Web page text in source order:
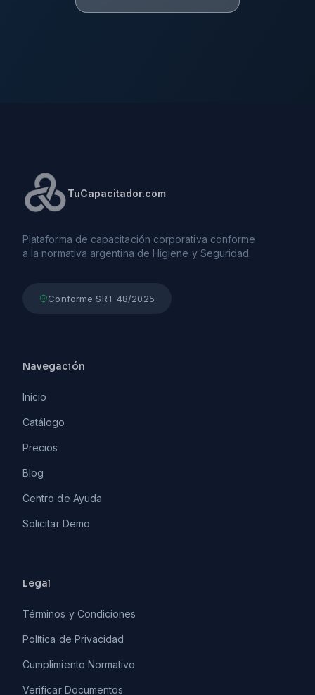
TuCapacitador.com
Plataforma de capacitación corporativa conforme
a la normativa argentina de Higiene y Seguridad.
Conforme SRT 48/2025
Navegación
Inicio
Catálogo
Precios
Blog
Centro de Ayuda
Solicitar Demo
Legal
Términos y Condiciones
Política de Privacidad
Cumplimiento Normativo
Verificar Documentos